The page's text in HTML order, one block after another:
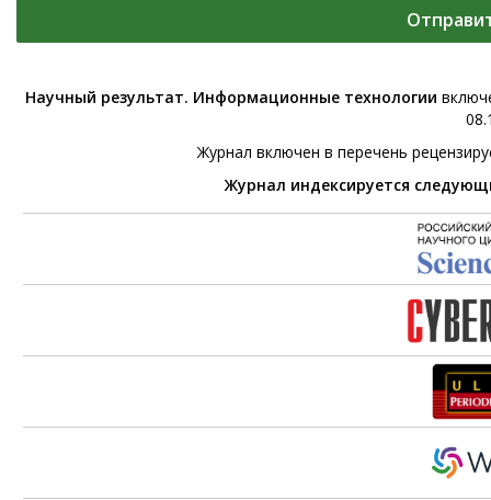
Научный результат. Информационные технологии
Журнал включен в перечень
Журнал индексируется